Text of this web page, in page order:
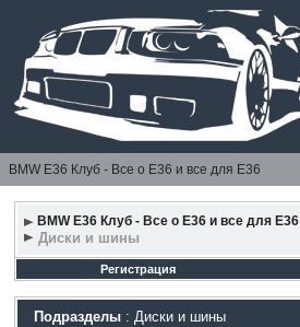
BMW E36 Клуб - Все о Е36 и все для Е36
BMW E36 Клуб - Все о Е36 и все для Е36
Диски и шины
Регистрация
Подразделы : Диски и шины